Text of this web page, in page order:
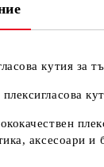
кутия за
аксесоари и